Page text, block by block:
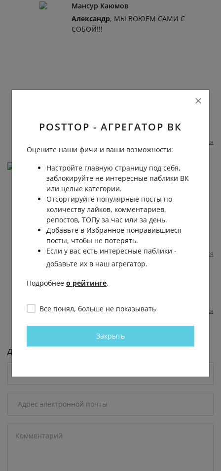
Мансур Каюмов
Александр, МЫ ВОЮЕМ САМИ С
СОБОЙ!!!
2 несколько месяцев назад 0
Пожаловаться
Валерий Сосков
🙏🙏🙏🌹🌹
Светлая память погибшей
ребятам выздоровления
2 несколько месяцев назад 0
Пожаловаться
Валерий, Аминь
Пожаловаться
Добавить комментарий
POSTTOP - АГРЕГАТОР ВК
Оцените наши фичи и ваши возможности:
Настройте главную страницу под себя,
заблокируйте не интересные паблики ВК
или целые категории.
Отсортируйте популярные посты по
количеству лайков, комментариев,
репостов, ТОПу за час или за день.
Добавьте в Избранное понравившиеся
посты, чтобы не потерять.
Если у вас есть интересные паблики -
добавьте их в наш агрегатор.
Подробнее о рейтинге.
Все понял, больше не показывать
Закрыть